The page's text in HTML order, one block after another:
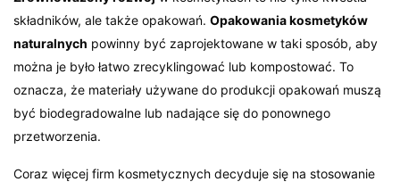
składników, ale także opakowań.Opakowania kosmetyków
naturalnych powinny być zaprojektowane w taki sposób, aby
można je było łatwo zrecyklingować lub kompostować. To
oznacza, że materiały używane do produkcji opakowań muszą
być biodegradowalne lub nadające się do ponownego
przetworzenia.
Coraz więcej firm kosmetycznych decyduje się na stosowanie